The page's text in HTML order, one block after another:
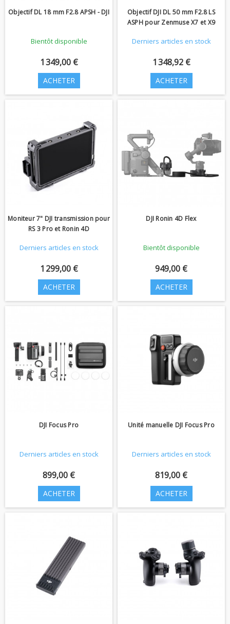
Objectif DL 18 mm F2.8 APSH - DJI
Bientôt disponible
1 349,00 €
ACHETER
Objectif DJI DL 50 mm F2.8 LS
ASPH pour Zenmuse X7 et X9
Derniers articles en stock
1 348,92 €
ACHETER
Moniteur 7" DJI transmission pour
RS 3 Pro et Ronin 4D
Derniers articles en stock
1 299,00 €
ACHETER
DJI Ronin 4D Flex
Bientôt disponible
949,00 €
ACHETER
DJI Focus Pro
Derniers articles en stock
899,00 €
ACHETER
Unité manuelle DJI Focus Pro
Derniers articles en stock
819,00 €
ACHETER